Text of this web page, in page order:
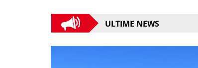
ULTIME NEWS